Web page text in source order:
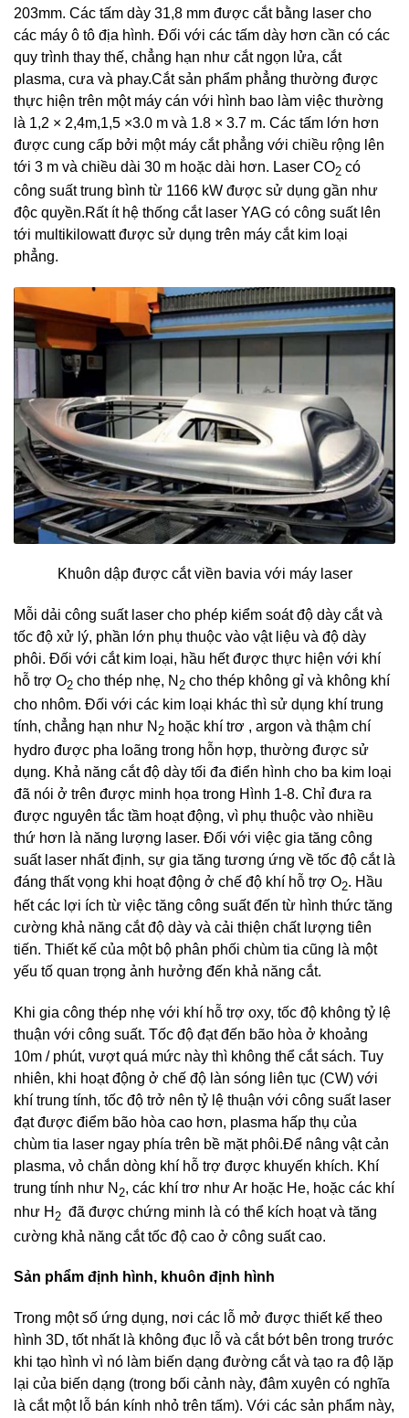
203mm. Các tấm dày 31,8 mm được cắt bằng laser cho
các máy ô tô địa hình. Đối với các tấm dày hơn cần có các
quy trình thay thế, chẳng hạn như cắt ngọn lửa, cắt
plasma, cưa và phay.Cắt sản phẩm phẳng thường được
thực hiện trên một máy cán với hình bao làm việc thường
là 1,2 × 2,4m,1,5 ×3.0 m và 1.8 × 3.7 m. Các tấm lớn hơn
được cung cấp bởi một máy cắt phẳng với chiều rộng lên
tới 3 m và chiều dài 30 m hoặc dài hơn. Laser CO2 có
công suất trung bình từ 1166 kW được sử dụng gần như
độc quyền.Rất ít hệ thống cắt laser YAG có công suất lên
tới multikilowatt được sử dụng trên máy cắt kim loại
phẳng.
Khuôn dập được cắt viền bavia với máy laser
Mỗi dải công suất laser cho phép kiểm soát độ dày cắt và
tốc độ xử lý, phần lớn phụ thuộc vào vật liệu và độ dày
phôi. Đối với cắt kim loại, hầu hết được thực hiện với khí
hỗ trợ O2 cho thép nhẹ, N 2 cho thép không gỉ và không khí
cho nhôm. Đối với các kim loại khác thì sử dụng khí trung
tính, chẳng hạn như N 2 hoặc khí trơ , argon và thậm chí
hydro được pha loãng trong hỗn hợp, thường được sử
dụng. Khả năng cắt độ dày tối đa điển hình cho ba kim loại
đã nói ở trên được minh họa trong Hình 1-8. Chỉ đưa ra
được nguyên tắc tầm hoạt động, vì phụ thuộc vào nhiều
thứ hơn là năng lượng laser. Đối với việc gia tăng công
suất laser nhất định, sự gia tăng tương ứng về tốc độ cắt là
đáng thất vọng khi hoạt động ở chế độ khí hỗ trợ O2. Hầu
hết các lợi ích từ việc tăng công suất đến từ hình thức tăng
cường khả năng cắt độ dày và cải thiện chất lượng tiên
tiến. Thiết kế của một bộ phân phối chùm tia cũng là một
yếu tố quan trọng ảnh hưởng đến khả năng cắt.
Khi gia công thép nhẹ với khí hỗ trợ oxy, tốc độ không tỷ lệ
thuận với công suất. Tốc độ đạt đến bão hòa ở khoảng
10m / phút, vượt quá mức này thì không thể cắt sách. Tuy
nhiên, khi hoạt động ở chế độ làn sóng liên tục (CW) với
khí trung tính, tốc độ trở nên tỷ lệ thuận với công suất laser
đạt được điểm bão hòa cao hơn, plasma hấp thụ của
chùm tia laser ngay phía trên bề mặt phôi.Để nâng vật cản
plasma, vỏ chắn dòng khí hỗ trợ được khuyến khích. Khí
trung tính như N 2, các khí trơ như Ar hoặc He, hoặc các khí
như H 2 đã được chứng minh là có thể kích hoạt và tăng
cường khả năng cắt tốc độ cao ở công suất cao.
Sản phẩm định hình, khuôn định hình
Trong một số ứng dụng, nơi các lỗ mở được thiết kế theo
hình 3D, tốt nhất là không đục lỗ và cắt bớt bên trong trước
khi tạo hình vì nó làm biến dạng đường cắt và tạo ra độ lặp
lại của biến dạng (trong bối cảnh này, đâm xuyên có nghĩa
là cắt một lỗ bán kính nhỏ trên tấm). Với các sản phẩm này,